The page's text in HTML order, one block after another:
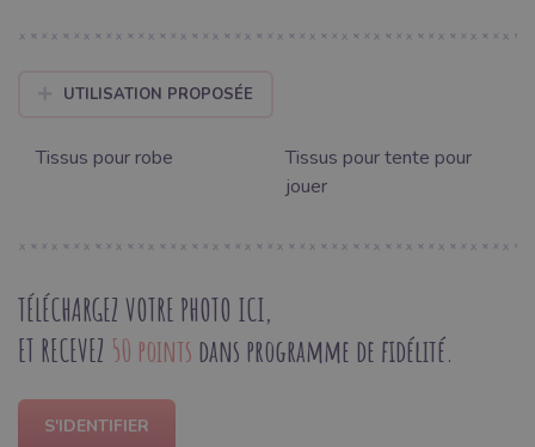
UTILISATION PROPOSÉE
Tissus pour robe
Tissus pour tente pour
jouer
TÉLÉCHARGEZ VOTRE PHOTO ICI,
ET RECEVEZ 50 points dans programme de fidélité.
S'IDENTIFIER